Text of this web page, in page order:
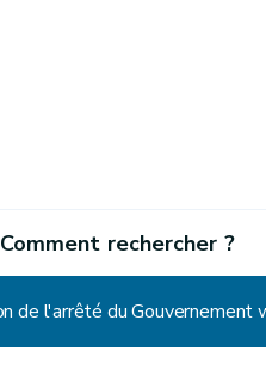
Comment rechercher ?